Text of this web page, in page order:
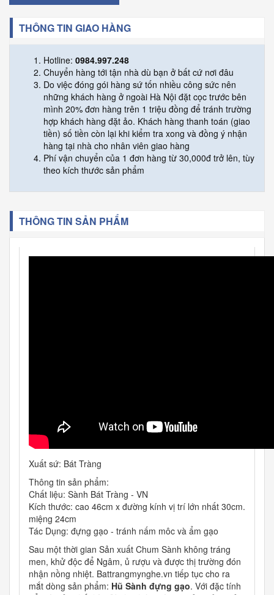
THÔNG TIN GIAO HÀNG
Hotline: 0984.997.248
Chuyển hàng tới tận nhà dù bạn ở bất cứ nơi đâu
Do việc đóng gói hàng sứ tốn nhiều công sức nên
những khách hàng ở ngoài Hà Nội đặt cọc trước bên
mình 20% đơn hàng trên 1 triệu đồng để tránh trường
hợp khách hàng đặt ảo. Khách hàng thanh toán (giao
tiền) số tiền còn lại khi kiểm tra xong và đồng ý nhận
hàng tại nhà cho nhân viên giao hàng
Phí vận chuyển của 1 đơn hàng từ 30,000đ trở lên, tùy
theo kích thước sản phẩm
THÔNG TIN SẢN PHẨM
Xuất sứ: Bát Tràng
Thông tin sản phẩm:
Chất liệu: Sành Bát Tràng - VN
Kích thước: cao 46cm x đường kính vị trí lớn nhất 30cm.
miệng 24cm
Tác Dụng: đựng gạo - tránh nấm môc và ẩm gạo
Sau một thời gian Sản xuất Chum Sành không tráng
men, khử độc để Ngâm, ủ rượu và được thị trường đón
nhận nồng nhiệt. Battrangmynghe.vn tiếp tục cho ra
mắt dòng sản phẩm: Hũ Sành đựng gạo. Với đặc tính